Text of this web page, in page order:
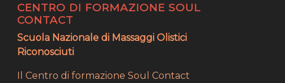
CENTRO DI FORMAZIONE SOUL
CONTACT
Scuola Nazionale di Massaggi Olistici
Riconosciuti
Il Centro di formazione Soul Contact